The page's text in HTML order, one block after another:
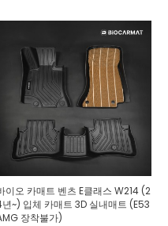
이오 카매트 벤츠 E클래스 W214 (2
~) 입체 카매트 3D 실내매트 (E53
장착불가)